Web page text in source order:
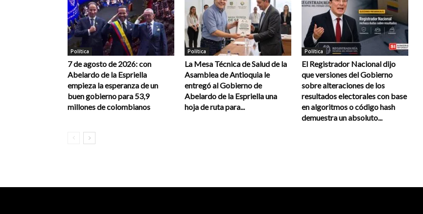
Política
7 de agosto de 2026: con
Abelardo de la Espriella
empieza la esperanza de un
buen gobierno para 53,9
millones de colombianos
Política
La Mesa Técnica de Salud de la
Asamblea de Antioquia le
entregó al Gobierno de
Abelardo de la Espriella una
hoja de ruta para...
Política
El Registrador Nacional dijo
que versiones del Gobierno
sobre alteraciones de los
resultados electorales con base
en algoritmos o código hash
demuestra un absoluto...